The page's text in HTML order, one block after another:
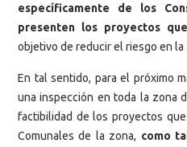
específicamente de los
presenten los proyectos
objetivo de reducir el riesgo en la
En tal sentido, para el próximo
una inspección en toda la zona
factibilidad de los proyectos
Comunales de la zona, como